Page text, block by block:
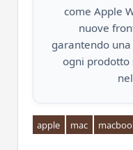
come Apple
nuove
garantendo
ogni
apple mac